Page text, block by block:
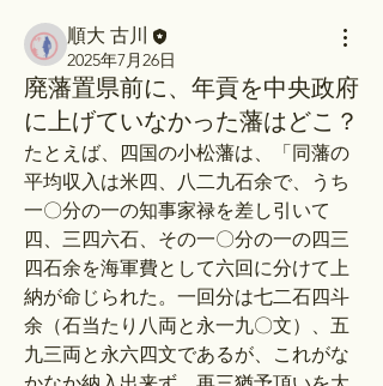
順大 古川
2025年7月26日
廃藩置県前に、年貢を中央政府
に上げていなかった藩はどこ？
たとえば、四国の小松藩は、「同藩の
平均収入は米四、八二九石余で、うち
一〇分の一の知事家禄を差し引いて
四、三四六石、その一〇分の一の四三
四石余を海軍費として六回に分けて上
納が命じられた。一回分は七二石四斗
余（石当たり八両と永一九〇文）、五
九三両と永六四文であるが、これがな